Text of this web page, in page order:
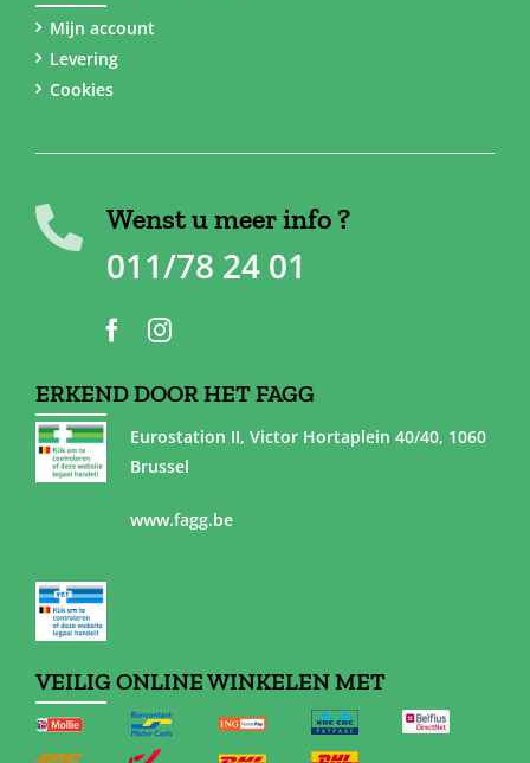
Mijn account
Levering
Cookies
Wenst u meer info ?
011/78 24 01
ERKEND DOOR HET FAGG
Eurostation II, Victor Hortaplein 40/40, 1060
Brussel
www.fagg.be
VEILIG ONLINE WINKELEN MET